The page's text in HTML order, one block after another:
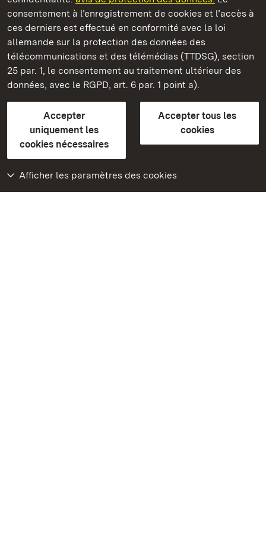
consentement à l’enregistrement de cookies et l’accès à
ces derniers est effectué en conformité avec la loi
allemande sur la protection des données des
télécommunications et des télémédias (TTDSG), section
25 par. 1, le consentement au traitement ultérieur des
données, avec le RGPD, art. 6 par. 1 point a).
Accepter
uniquement les
cookies nécessaires
Accepter tous les
cookies
Afficher les paramètres des cookies
Châteaux et jardins publics du Bade-Wurtemberg
FAQ et réponsesMentions légalesProtection des données
Explications sur l’accessibilité
BITV-konform (geprüfte Seiten)
plus loin
Accueil
Monuments
Rendez-nous visite